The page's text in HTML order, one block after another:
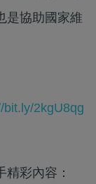
是協助國家維
bit.ly/2kgU8qg
彩內容：